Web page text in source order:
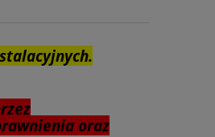
oraz